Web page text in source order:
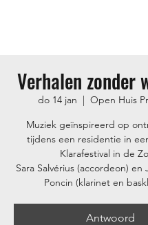
Verhalen zonder
do 14 jan
  |
Open Huis
Muziek geïnspireerd op
tijdens een residentie in
Klarafestival in de
Sara Salvérius (accordeon) en
Poncin (klarinet en
Antwoord